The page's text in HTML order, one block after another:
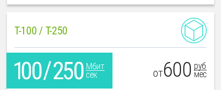
T-100 / T-250
Мбит
сек
от600 руб
мес